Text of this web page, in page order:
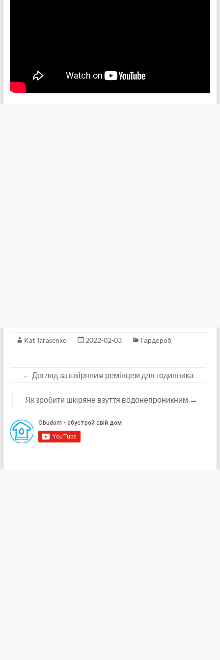
Kat Tarasenko 2022-02-03 Гардероб
← Догляд за шкіряним ремінцем для годинника
Як зробити шкіряне взуття водонепроникним →